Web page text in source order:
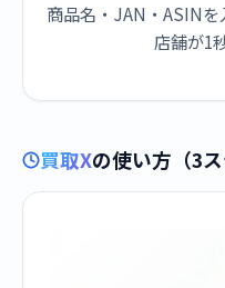
商品名・JAN・ASINを
店舗が1
買取Xの使い方（3ス